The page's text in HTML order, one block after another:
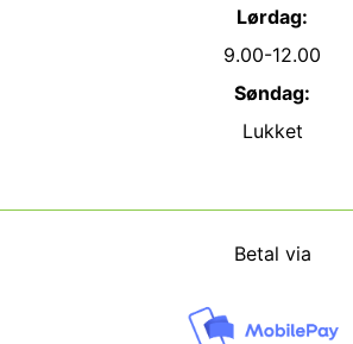
Lørdag:
9.00-12.00
Søndag:
Lukket
Betal via